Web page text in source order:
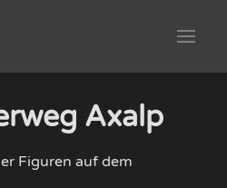
Axalp
Figuren auf dem